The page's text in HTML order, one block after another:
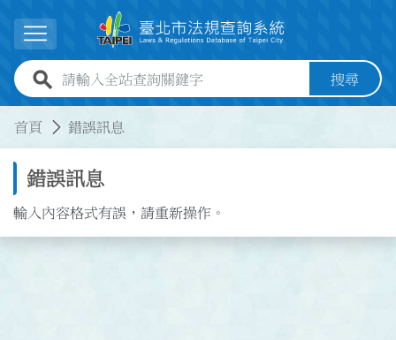
展開選單
全站查詢關鍵字欄位 搜尋
首頁 錯誤訊息
錯誤訊息
輸入內容格式有誤，請重新操作。